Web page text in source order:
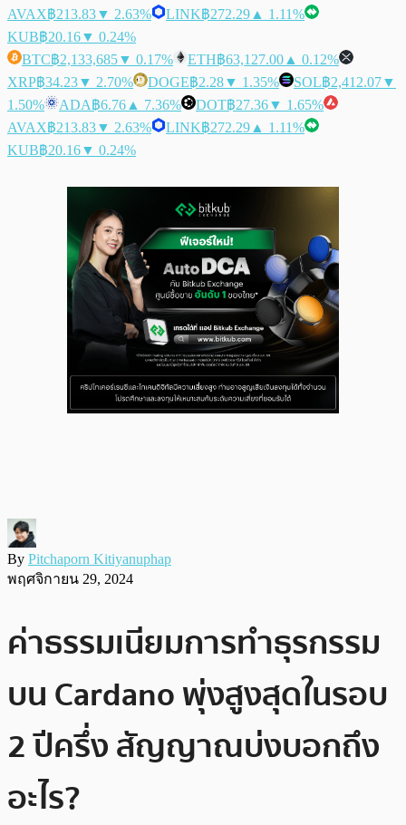
AVAX฿213.83▼ 2.63% LINK฿272.29 ▲ 1.11%
KUB฿20.16▼ 0.24%
BTC฿2,133,685▼ 0.17% ETH฿63,127.00 ▲ 0.12%
XRP฿34.23▼ 2.70% DOGE฿2.28▼ 1.35% SOL฿2,412.07▼
1.50%
ADA฿6.76 ▲ 7.36% DOT฿27.36▼ 1.65%
AVAX฿213.83▼ 2.63% LINK฿272.29 ▲ 1.11%
KUB฿20.16▼ 0.24%
By Pitchaporn Kitiyanuphap
พฤศจิกายน 29, 2024
ค่าธรรมเนียมการทำธุรกรรม
บน Cardano พุ่งสูงสุดในรอบ
2 ปีครึ่ง สัญญาณบ่งบอกถึง
อะไร?